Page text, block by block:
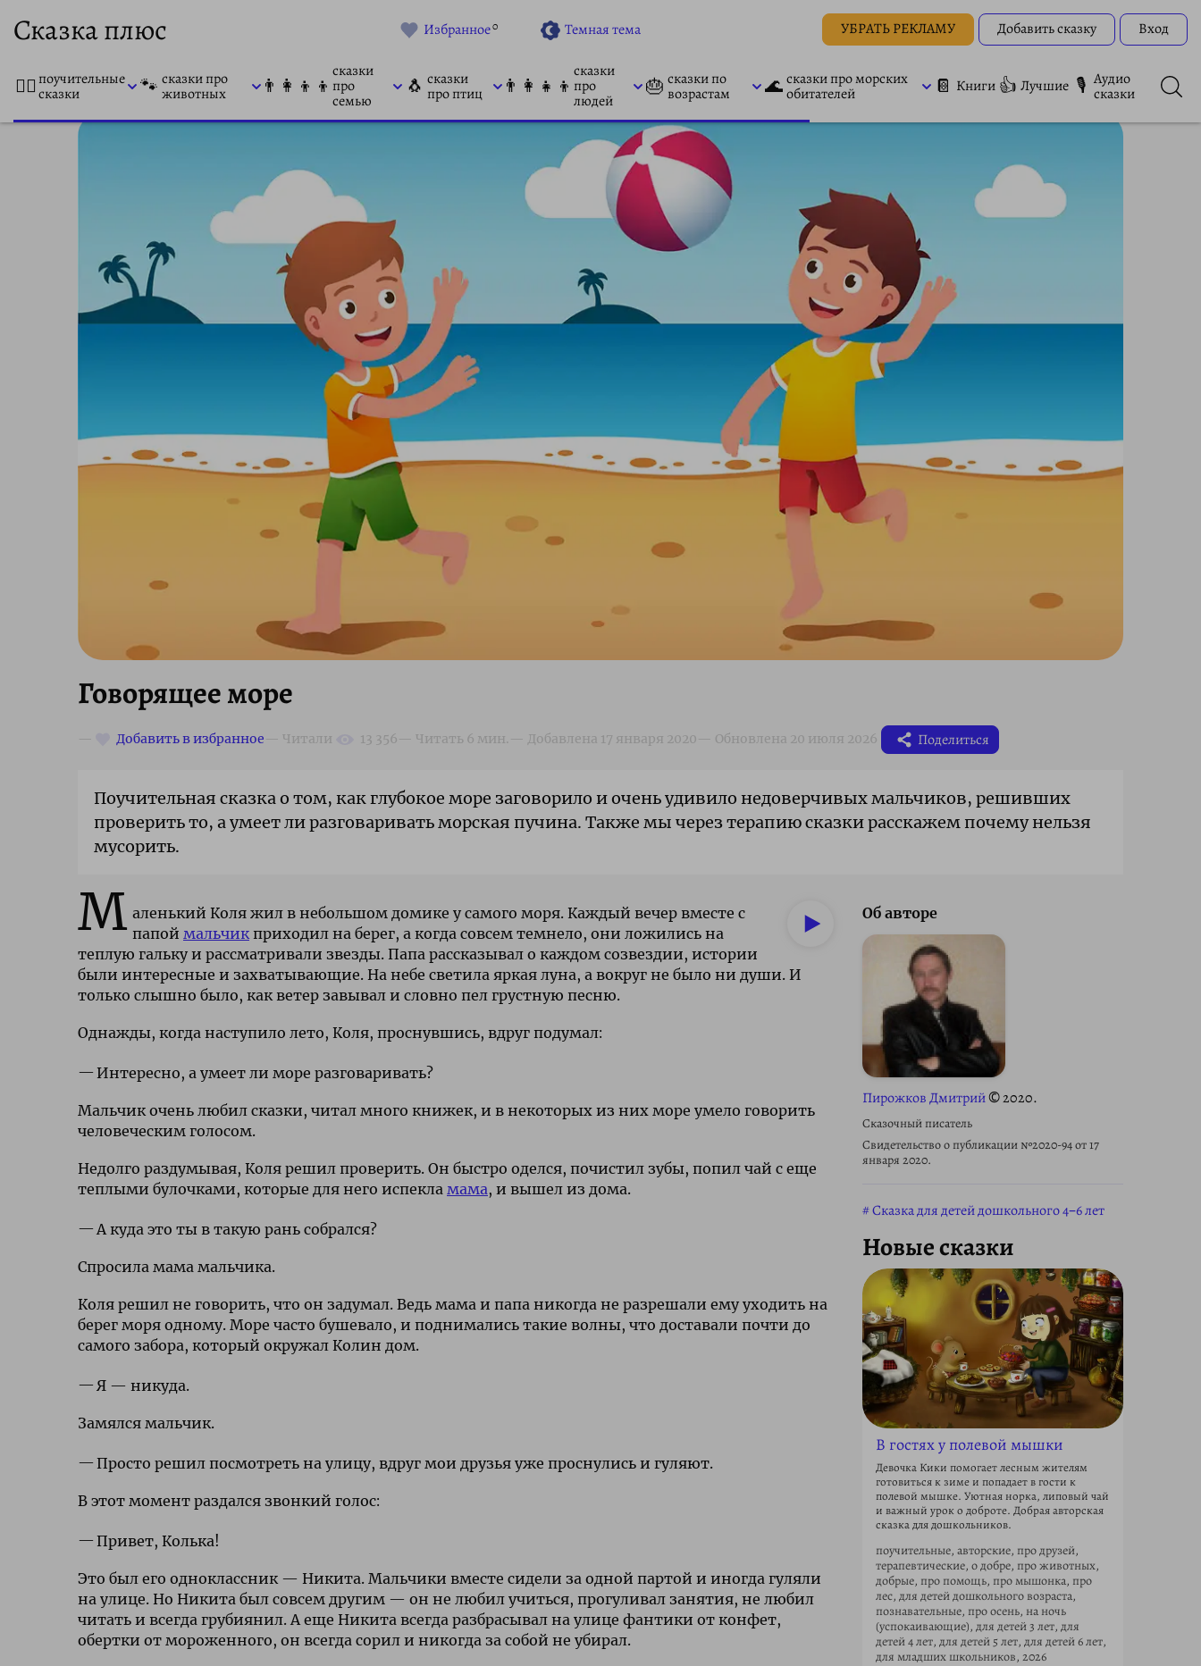
Сказка плюс Избранное0 Темная тема УБРАТЬ РЕКЛАМУ Добавить сказку Вход
👨‍⚕️поучительные
сказки 🐾 сказки про
животных 👨‍👩‍👦‍👦
сказки
про
семью
🐧 сказки
про птиц 👨‍👩‍👧‍👦
сказки
про
людей
🎂 сказки по
возрастам 🌊сказки про морских
обитателей 📔 Книги 👍 Лучшие 🎙 Аудио
сказки
Говорящее море
Поделиться
Поучительная сказка о том, как глубокое море заговорило и очень удивило недоверчивых мальчиков, решивших
проверить то, а умеет ли разговаривать морская пучина. Также мы через терапию сказки расскажем почему нельзя
мусорить.
М аленький Коля жил в небольшом домике у самого моря. Каждый вечер вместе с
папой мальчикприходил на берег, а когда совсем темнело, они ложились на
теплую гальку и рассматривали звезды. Папа рассказывал о каждом созвездии, истории
были интересные и захватывающие. На небе светила яркая луна, а вокруг не было ни души. И
только слышно было, как ветер завывал и словно пел грустную песню.
Однажды, когда наступило лето, Коля, проснувшись, вдруг подумал:
Интересно, а умеет ли море разговаривать?
Мальчик очень любил сказки, читал много книжек, и в некоторых из них море умело говорить
человеческим голосом.
Недолго раздумывая, Коля решил проверить. Он быстро оделся, почистил зубы, попил чай с еще
теплыми булочками, которые для него испекла мама, и вышел из дома.
А куда это ты в такую рань собрался?
Спросила мама мальчика.
Коля решил не говорить, что он задумал. Ведь мама и папа никогда не разрешали ему уходить на
берег моря одному. Море часто бушевало, и поднимались такие волны, что доставали почти до
самого забора, который окружал Колин дом.
Я — никуда.
Замялся мальчик.
Просто решил посмотреть на улицу, вдруг мои друзья уже проснулись и гуляют.
В этот момент раздался звонкий голос:
Привет, Колька!
Это был его одноклассник — Никита. Мальчики вместе сидели за одной партой и иногда гуляли
на улице. Но Никита был совсем другим — он не любил учиться, прогуливал занятия, не любил
читать и всегда грубиянил. А еще Никита всегда разбрасывал на улице фантики от конфет,
обертки от мороженного, он всегда сорил и никогда за собой не убирал.
Об авторе
Пирожков Дмитрий© 2020.
Сказочный писатель
Свидетельство о публикации №2020-94 от 17
января 2020.
Сказка для детей дошкольного 4–6 лет
Новые сказки
В гостях у полевой мышки
Девочка Кики помогает лесным жителям
готовиться к зиме и попадает в гости к
полевой мышке. Уютная норка, липовый чай
и важный урок о доброте. Добрая авторская
сказка для дошкольников.
поучительные, авторские, про друзей,
терапевтические, о добре, про животных,
добрые, про помощь, про мышонка, про
лес, для детей дошкольного возраста,
познавательные, про осень, на ночь
(успокаивающие), для детей 3 лет, для
детей 4 лет, для детей 5 лет, для детей 6 лет,
для младших школьников, 2026